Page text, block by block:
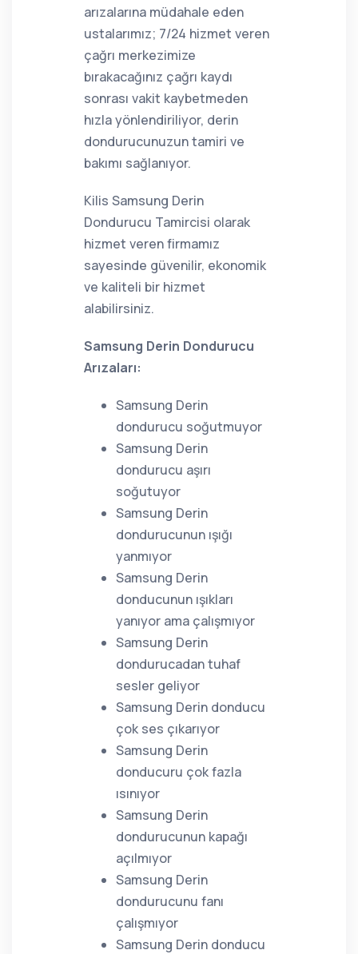
arızalarına müdahale eden
ustalarımız; 7/24 hizmet veren
çağrı merkezimize
bırakacağınız çağrı kaydı
sonrası vakit kaybetmeden
hızla yönlendiriliyor, derin
dondurucunuzun tamiri ve
bakımı sağlanıyor.
Kilis Samsung Derin
Dondurucu Tamircisi olarak
hizmet veren firmamız
sayesinde güvenilir, ekonomik
ve kaliteli bir hizmet
alabilirsiniz.
Samsung Derin Dondurucu
Arızaları:
Samsung Derin
dondurucu soğutmuyor
Samsung Derin
dondurucu aşırı
soğutuyor
Samsung Derin
dondurucunun ışığı
yanmıyor
Samsung Derin
donducunun ışıkları
yanıyor ama çalışmıyor
Samsung Derin
dondurucadan tuhaf
sesler geliyor
Samsung Derin donducu
çok ses çıkarıyor
Samsung Derin
donducuru çok fazla
ısınıyor
Samsung Derin
dondurucunun kapağı
açılmıyor
Samsung Derin
dondurucunu fanı
çalışmıyor
Samsung Derin donducu